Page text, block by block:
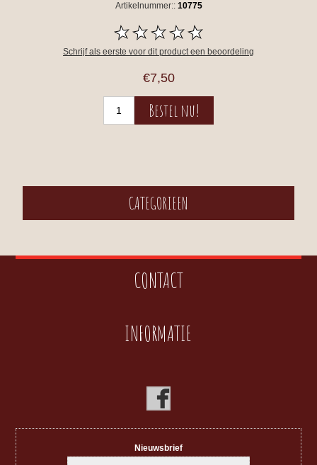
Artikelnummer:: 10775
Schrijf als eerste voor dit product een beoordeling
€7,50
CATEGORIEEN
CONTACT
INFORMATIE
Nieuwsbrief